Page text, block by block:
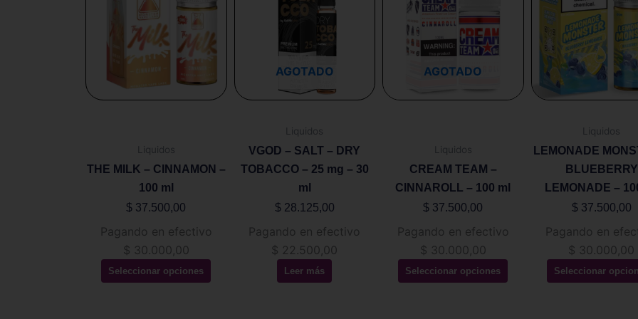
Liquidos
THE MILK – CINNAMON –
100 ml
$ 37.500,00
Pagando en efectivo
$ 30.000,00
Seleccionar opciones
tiene
múltiples
variantes.
Las
opciones
se
en
la
página
de
producto
AGOTADO
Liquidos
VGOD – SALT – DRY
TOBACCO – 25 mg – 30
ml
$28.125,00
Pagando en efectivo
$ 22.500,00
Leer más
AGOTADO
Liquidos
CREAM TEAM –
CINNAROLL – 100 ml
$ 37.500,00
Pagando en efectivo
$ 30.000,00
Seleccionar opciones
tiene
múltiples
variantes.
Las
opciones
se
en
la
página
de
producto
Liquidos
LEMONADE
BLUEBERRY
LEMONADE –
$37.500,00
Pagando en
$ 30.000,00
Seleccionar
tiene
Las
se
elegir
en
la
página
de